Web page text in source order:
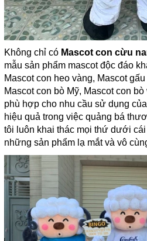
Không chỉ có Mascot con cừu
mẫu sản phẩm mascot độc đáo
Mascot con heo vàng, Mascot
Mascot con bò Mỹ, Mascot con
phù hợp cho nhu cầu sử dụng
hiệu quả trong việc quảng bá
tôi luôn khai thác mọi thứ dưới
những sản phẩm lạ mắt và vô